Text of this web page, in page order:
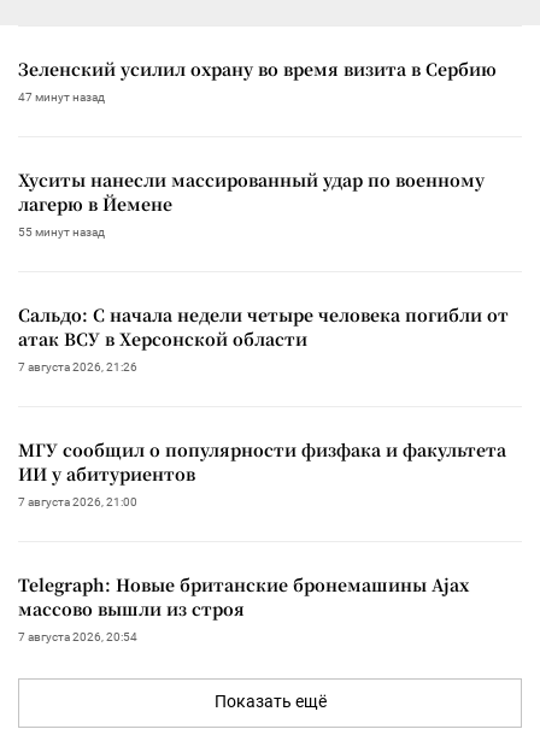
Зеленский усилил охрану во время визита в Сербию
47 минут назад
Хуситы нанесли массированный удар по военному
лагерю в Йемене
55 минут назад
Сальдо: С начала недели четыре человека погибли от
атак ВСУ в Херсонской области
7 августа 2026, 21:26
МГУ сообщил о популярности физфака и факультета
ИИ у абитуриентов
7 августа 2026, 21:00
Telegraph: Новые британские бронемашины Ajax
массово вышли из строя
7 августа 2026, 20:54
Показать ещё